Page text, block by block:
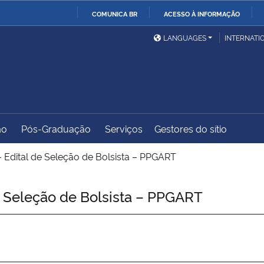
COMUNICA BR ACESSO À INFORMAÇÃO
Ministério da Defesa
Ministério das Relações
Exteriores
Ministério do
Desenvolvimento Regional
Controladoria-Geral da
União
Advocacia-Geral da União Banco Central do Brasil
LANGUAGES
Pós-Graduação Serviços Gestores do sítio
de Seleção de Bolsista – PPGART
de Bolsista – PPGART